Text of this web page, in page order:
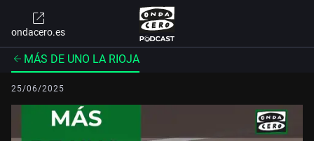
ondacero.es
MÁS DE UNO LA RIOJA
25/06/2025